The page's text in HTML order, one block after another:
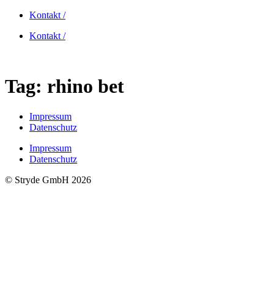
Skip
content
Kontakt /
Kontakt /
Tag: rhino bet
Impressum
Datenschutz
Impressum
Datenschutz
© Stryde GmbH 2026